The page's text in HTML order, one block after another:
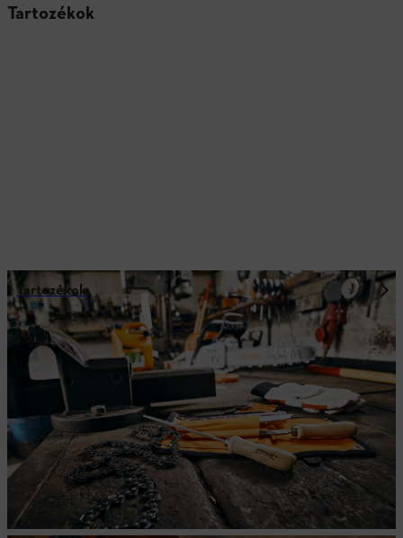
Tartozékok
Tartozékok